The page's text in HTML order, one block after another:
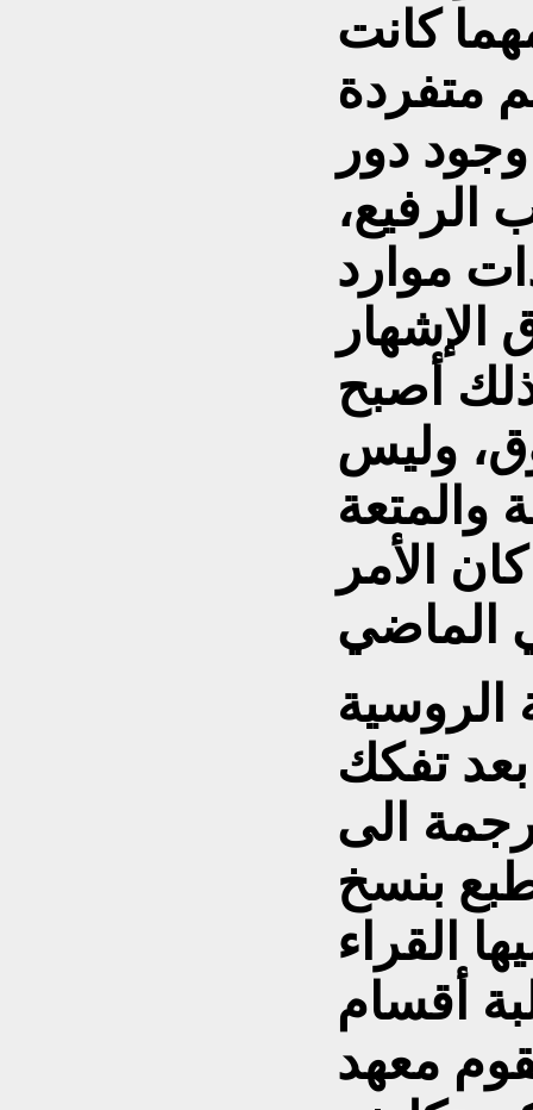
كانت
متفردة
دور
الرفيع،
موارد
أصبح
وليس
والمتعة
الأمر
الروسية
تفكك
الى
بنسخ
القراء
أقسام
معهد